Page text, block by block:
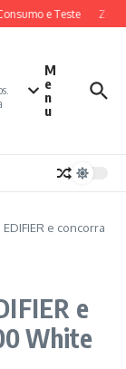
e Teste
M
e
n
u
e concorra
e
White